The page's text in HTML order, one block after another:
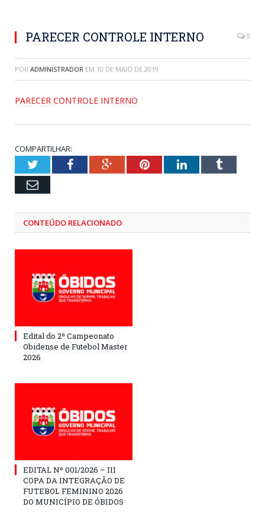
PARECER CONTROLE INTERNO 0
POR ADMINISTRADOR EM 10 DE MAIO DE 2019
PARECER CONTROLE INTERNO
COMPARTILHAR:
TwitterFacebookGoogle+PinterestLinkedInTumblr
Email
CONTEÚDO RELACIONADO
Edital do 2º Campeonato
Obidense de Futebol Master
2026
EDITAL Nº 001/2026 – III
COPA DA INTEGRAÇÃO DE
FUTEBOL FEMININO 2026
DO MUNICÍPIO DE ÓBIDOS